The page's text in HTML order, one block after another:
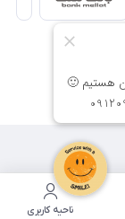
ناحیه کاربری